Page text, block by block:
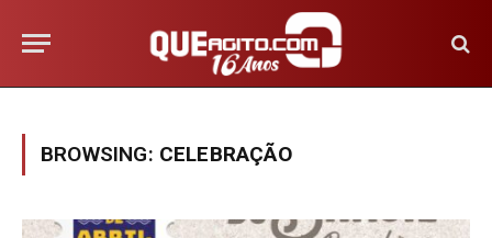
BROWSING: CELEBRAÇÃO